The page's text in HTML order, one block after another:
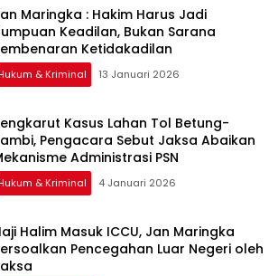
Maringka : Hakim Harus Jadi
Keadilan, Bukan Sarana
Ketidakadilan
& Kriminal 13 Januari 2026
Kasus Lahan Tol Betung-
Pengacara Sebut Jaksa Abaikan
Administrasi PSN
& Kriminal 4 Januari 2026
Halim Masuk ICCU, Jan Maringka
Pencegahan Luar Negeri oleh